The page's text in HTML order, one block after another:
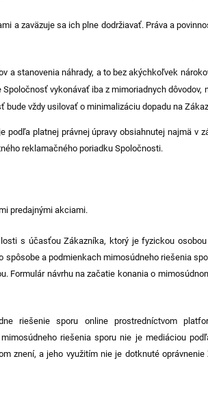
a zaväzuje sa ich plne dodržiavať. Práva a
stanovenia náhrady, a to bez akýchkoľvek
vykonávať iba z mimoriadnych
bude vždy usilovať o minimalizáciu dopadu na
podľa platnej právnej úpravy obsiahnutej najmä v
reklamačného poriadku Spoločnosti.
predajnými akciami.
s účasťou Zákazníka, ktorý je fyzickou
spôsobe a podmienkach mimosúdneho riešenia
návrhu na začatie konania o
riešenie sporu online prostredníctvom
riešenia sporu nie je mediáciou
znení, a jeho využitím nie je dotknuté